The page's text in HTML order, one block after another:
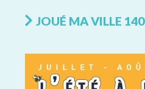
JOUÉ MA VILLE 140